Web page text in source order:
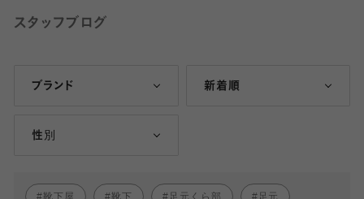
スタッフブログ
ブランド 新着順
性別
靴下屋 靴下 足元くら部 足元